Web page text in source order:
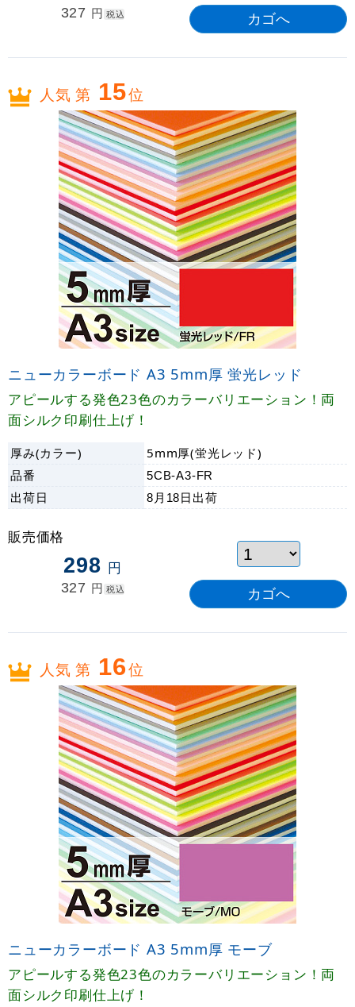
327 円 税込
人気 第 15位
ニューカラーボード A3 5mm厚 蛍光レッド
アピールする発色23色のカラーバリエーション！両
面シルク印刷仕上げ！
厚み(カラー)
5mm厚(蛍光レッド)
品番
5CB-A3-FR
出荷日 8月18日 出荷
販売価格
298 円
327 円 税込
人気 第 16位
ニューカラーボード A3 5mm厚 モーブ
アピールする発色23色のカラーバリエーション！両
面シルク印刷仕上げ！